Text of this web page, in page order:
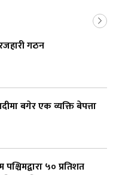
गठन
बगेर एक व्यक्ति बेपत्ता
५० प्रतिशत